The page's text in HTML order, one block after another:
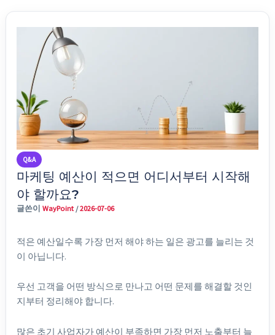
Q&A
마케팅 예산이 적으면 어디서부터 시작해
야 할까요?
글쓴이WayPoint /2026-07-06
적은 예산일수록 가장 먼저 해야 하는 일은 광고를 늘리는 것
이 아닙니다.
우선 고객을 어떤 방식으로 만나고 어떤 문제를 해결할 것인
지부터 정리해야 합니다.
많은 초기 사업자가 예산이 부족하면 가장 먼저 노출부터 늘